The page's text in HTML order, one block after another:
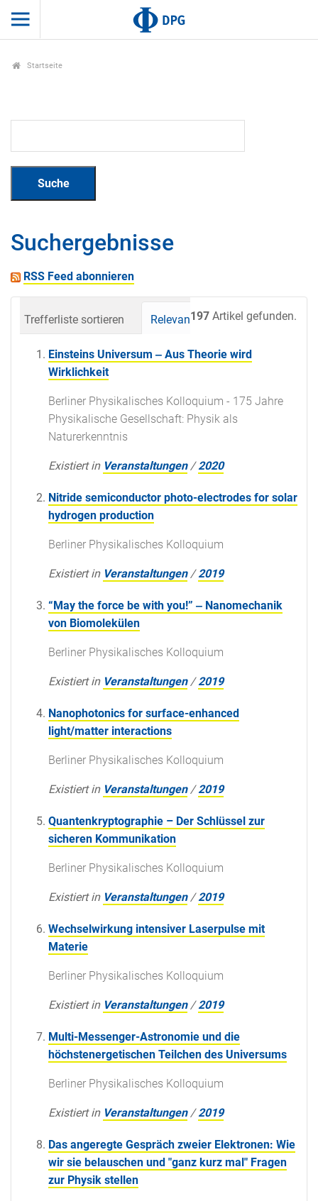
Startseite
Suchergebnisse
RSS Feed abonnieren
197 Artikel gefunden.
Trefferliste sortieren Relevanz Datum
Einsteins Universum ‒ Aus Theorie wird
Wirklichkeit
Berliner Physikalisches Kolloquium - 175 Jahre
Physikalische Gesellschaft: Physik als
Naturerkenntnis
Existiert in Veranstaltungen /2020
Nitride semiconductor photo-electrodes for solar
hydrogen production
Berliner Physikalisches Kolloquium
Existiert in Veranstaltungen /2019
“May the force be with you!” ‒ Nanomechanik
von Biomolekülen
Berliner Physikalisches Kolloquium
Existiert in Veranstaltungen /2019
Nanophotonics for surface-enhanced
light/matter interactions
Berliner Physikalisches Kolloquium
Existiert in Veranstaltungen /2019
Quantenkryptographie – Der Schlüssel zur
sicheren Kommunikation
Berliner Physikalisches Kolloquium
Existiert in Veranstaltungen /2019
Wechselwirkung intensiver Laserpulse mit
Materie
Berliner Physikalisches Kolloquium
Existiert in Veranstaltungen /2019
Multi-Messenger-Astronomie und die
höchstenergetischen Teilchen des Universums
Berliner Physikalisches Kolloquium
Existiert in Veranstaltungen /2019
Das angeregte Gespräch zweier Elektronen: Wie
wir sie belauschen und "ganz kurz mal" Fragen
zur Physik stellen